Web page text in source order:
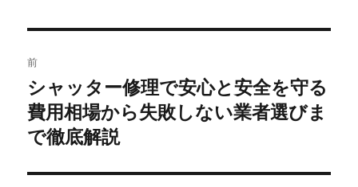
稿
ナ
ビ
ゲ
前
前
の
投
シャッター修理で安心と安全を守る
費用相場から失敗しない業者選びま
で徹底解説